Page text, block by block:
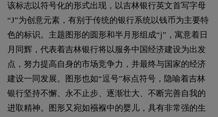
该标志以符号化的形式出现，以吉林银行英文首写字母
“J”为创意元素，有别于传统的银行系统以钱币为主要特
色的标识。主题图形的圆形和半月形组成“j”，寓意着日
月同辉，代表着吉林银行将以服务中国经济建设为出发
点，努力提高自身的市场竞争力，并最终与国家的经济
建设一同发展。图形也如“逗号”标点符号，隐喻着吉林
银行坚持不懈、永不止步、逐渐壮大、不断完善自我的
进取精神。图形又宛如襁褓中的婴儿，具有非常强的生